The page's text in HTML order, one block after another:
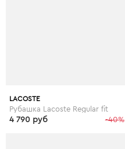
LACOSTE
Рубашка Lacoste Regular fit
-40%
4 790 руб